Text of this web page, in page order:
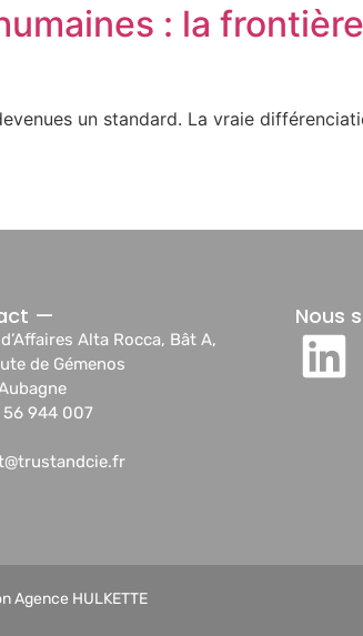
: la
un standard. La vraie
—
Alta Rocca, Bât A,
de Gémenos
56 944 007
Nous
Agence HULKETTE